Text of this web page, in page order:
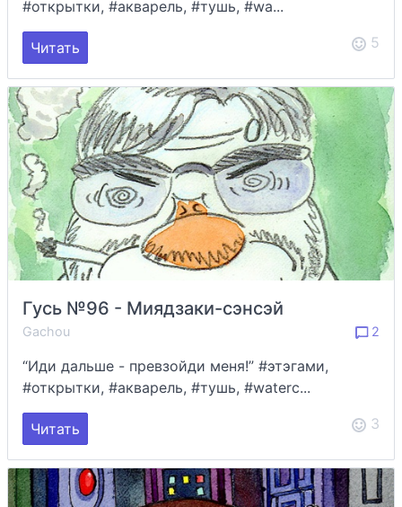
#открытки, #акварель, #тушь, #wa...
Читать 5
Гусь №96 - Миядзаки-сэнсэй
Gachou 2
“Иди дальше - превзойди меня!” #этэгами,
#открытки, #акварель, #тушь, #waterc...
Читать 3